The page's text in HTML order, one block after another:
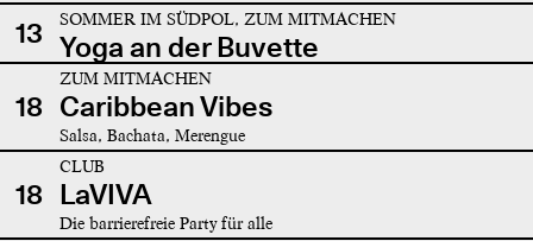
13 SOMMER IM SÜDPOL, ZUM MITMACHEN
Yoga an der Buvette
18
ZUM MITMACHEN
Caribbean Vibes
Salsa, Bachata, Merengue
18
CLUB
LaVIVA
Die barrierefreie Party für alle